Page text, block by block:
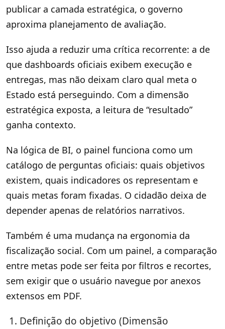
publicar a camada estratégica, o governo
aproxima planejamento de avaliação.
Isso ajuda a reduzir uma crítica recorrente: a de
que dashboards oficiais exibem execução e
entregas, mas não deixam claro qual meta o
Estado está perseguindo. Com a dimensão
estratégica exposta, a leitura de “resultado”
ganha contexto.
Na lógica de BI, o painel funciona como um
catálogo de perguntas oficiais: quais objetivos
existem, quais indicadores os representam e
quais metas foram fixadas. O cidadão deixa de
depender apenas de relatórios narrativos.
Também é uma mudança na ergonomia da
fiscalização social. Com um painel, a comparação
entre metas pode ser feita por filtros e recortes,
sem exigir que o usuário navegue por anexos
extensos em PDF.
Definição do objetivo (Dimensão